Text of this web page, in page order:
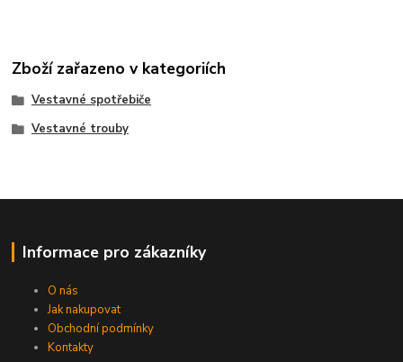
Zboží zařazeno v kategoriích
Vestavné spotřebiče
Vestavné trouby
Informace pro zákazníky
O nás
Jak nakupovat
Obchodní podmínky
Kontakty